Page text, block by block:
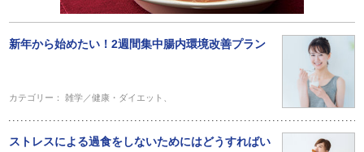
新年から始めたい！2週間集中腸内環境改善プラン
カテゴリー：雑学／健康・ダイエット
ストレスによる過食をしないためにはどうすればい